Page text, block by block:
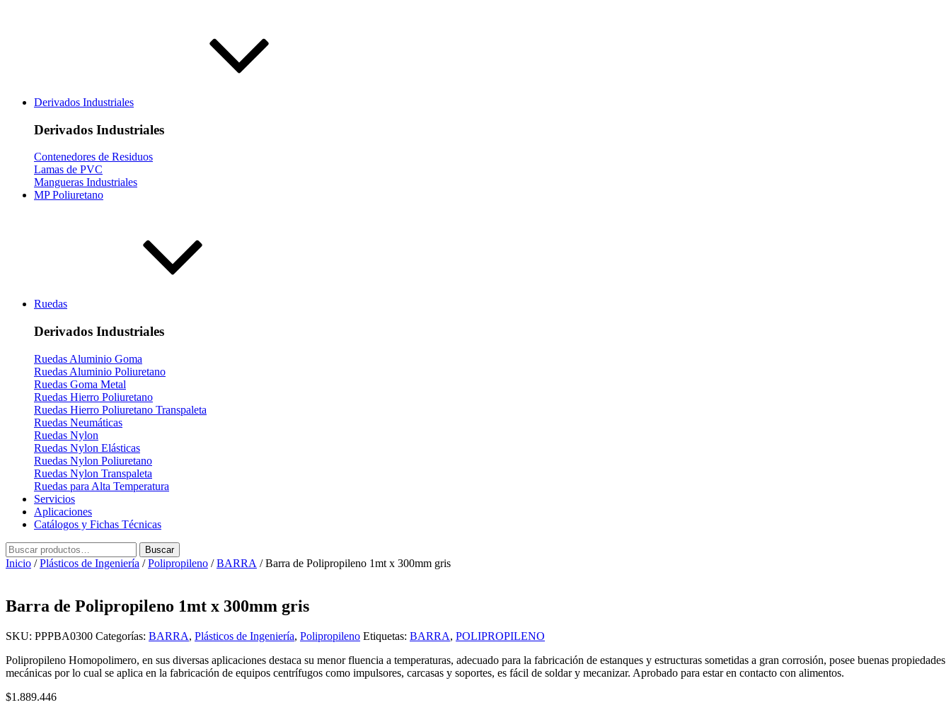
Derivados Industriales
Derivados Industriales
Contenedores de Residuos
Lamas de PVC
Mangueras Industriales
MP Poliuretano
Ruedas
Derivados Industriales
Ruedas Aluminio Goma
Ruedas Aluminio Poliuretano
Ruedas Goma Metal
Ruedas Hierro Poliuretano
Ruedas Hierro Poliuretano Transpaleta
Ruedas Neumáticas
Ruedas Nylon
Ruedas Nylon Elásticas
Ruedas Nylon Poliuretano
Ruedas Nylon Transpaleta
Ruedas para Alta Temperatura
Servicios
Aplicaciones
Catálogos y Fichas Técnicas
Buscar
por:
Buscar
Inicio /Plásticos de Ingeniería /Polipropileno /BARRA / Barra de Polipropileno 1mt x 300mm gris
Barra de Polipropileno 1mt x 300mm gris
SKU: PPPBA0300 Categorías: BARRA, Plásticos de Ingeniería, Polipropileno Etiquetas: BARRA, POLIPROPILENO
Polipropileno Homopolimero, en sus diversas aplicaciones destaca su menor fluencia a temperaturas, adecuado para la fabricación de estanques y estructuras sometidas a gran corrosión, posee buenas propiedades
mecánicas por lo cual se aplica en la fabricación de equipos centrífugos como impulsores, carcasas y soportes, es fácil de soldar y mecanizar. Aprobado para estar en contacto con alimentos.
$1.889.446